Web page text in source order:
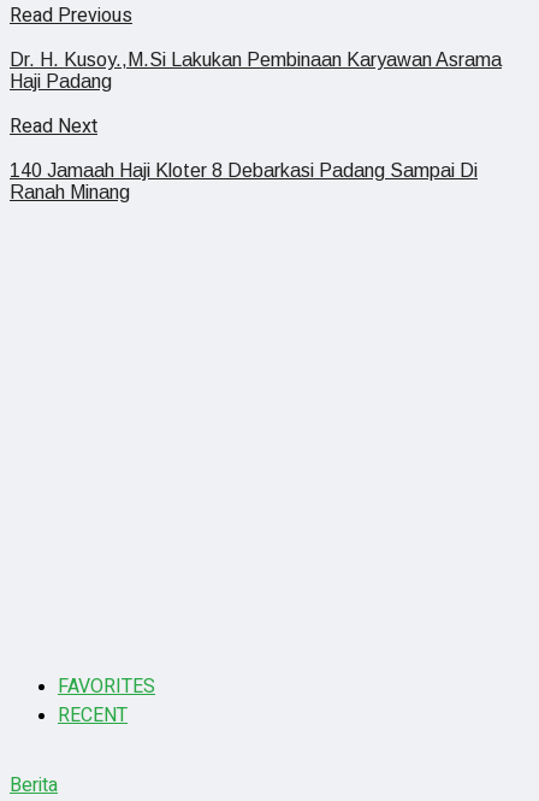
Read Previous
Dr. H. Kusoy.,M.Si Lakukan Pembinaan Karyawan Asrama
Haji Padang
Read Next
140 Jamaah Haji Kloter 8 Debarkasi Padang Sampai Di
Ranah Minang
FAVORITES
RECENT
Berita